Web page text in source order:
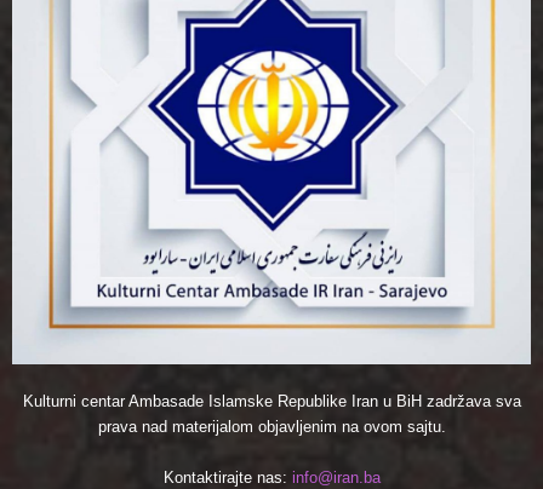
Kulturni centar Ambasade Islamske Republike Iran u BiH zadržava sva
prava nad materijalom objavljenim na ovom sajtu.
Kontaktirajte nas: info@iran.ba